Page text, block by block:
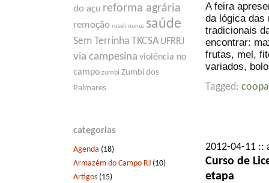
do açu reforma agrária
remoção roseli nunes saúde
Sem Terrinha TKCSA UFRRJ
via campesina violência no
campo zumbi Zumbi dos
Palmares
categorias
Agenda (18)
Armazém do Campo RJ (10)
Artigos (15)
A feira
da lógica das
tradicionais
encontrar:
frutas, mel,
variados,
Tagged:
2012-04-11
Curso de
etapa